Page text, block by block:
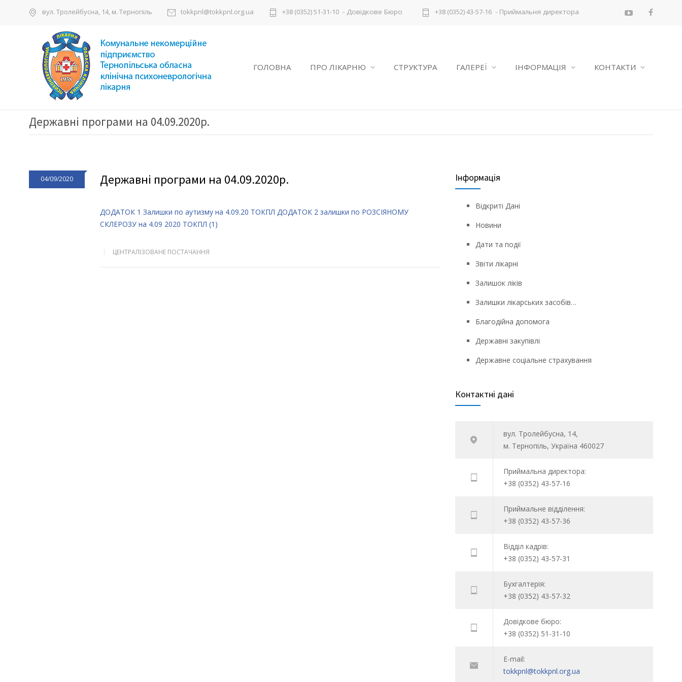
вул. Тролейбусна, 14, м. Тернопіль tokkpnl@tokkpnl.org.ua +38 (0352) 51-31-10 - Довідкове Бюро +38 (0352) 43-57-16 - Приймальня директора
ГОЛОВНА ПРО ЛІКАРНЮ СТРУКТУРА ГАЛЕРЕЇ ІНФОРМАЦІЯ КОНТАКТИ
Державні програми на 04.09.2020р.
04/09/2020 Державні програми на 04.09.2020р.
ДОДАТОК 1 Залишки по аутизму на 4.09.20 ТОКПЛ ДОДАТОК 2 залишки по РОЗСІЯНОМУ
СКЛЕРОЗУ на 4.09 2020 ТОКПЛ (1)
ЦЕНТРАЛІЗОВАНЕ ПОСТАЧАННЯ
Інформація
Відкриті Дані
Новини
Дати та події
Звіти лікарні
Залишок ліків
Залишки лікарських засобів…
Благодійна допомога
Державні закупівлі
Державне соціальне страхування
Контактні дані
вул. Тролейбусна, 14,
м. Тернопіль, Україна 460027
Приймальна директора:
+38 (0352) 43-57-16
Приймальне відділення:
+38 (0352) 43-57-36
Відділ кадрів:
+38 (0352) 43-57-31
Бухгалтерія:
+38 (0352) 43-57-32
Довідкове бюро:
+38 (0352) 51-31-10
E-mail:
tokkpnl@tokkpnl.org.ua